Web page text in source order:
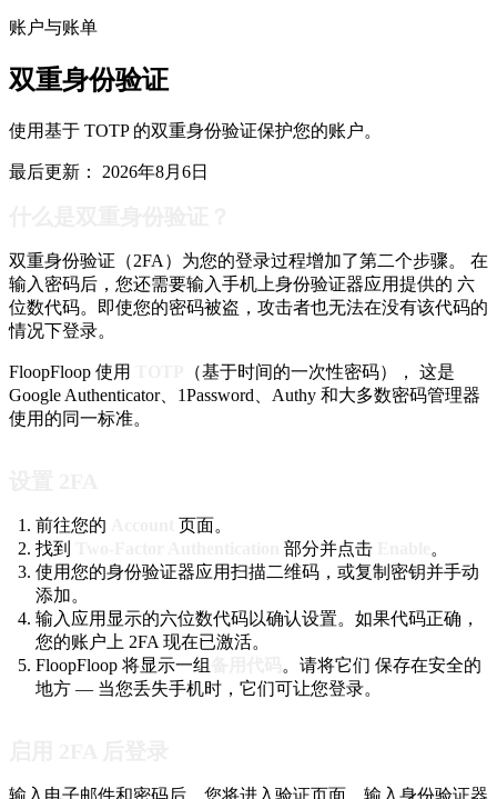
账户与账单
双重身份验证
使用基于 TOTP 的双重身份验证保护您的账户。
最后更新： 2026年8月6日
双重身份验证（2FA）为您的登录过程增加了第二个步骤。 在
输入密码后，您还需要输入手机上身份验证器应用提供的 六
位数代码。即使您的密码被盗，攻击者也无法在没有该代码的
情况下登录。
FloopFloop 使用
（基于时间的一次性密码）， 这是
Google Authenticator、1Password、Authy 和大多数密码管理器
使用的同一标准。
前往您的
页面。
找到
部分并点击
。
使用您的身份验证器应用扫描二维码，或复制密钥并手动
添加。
输入应用显示的六位数代码以确认设置。如果代码正确，
您的账户上 2FA 现在已激活。
FloopFloop 将显示一组
。请将它们 保存在安全的
地方 — 当您丢失手机时，它们可让您登录。